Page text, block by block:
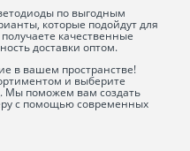
по выгодным
которые подойдут для
качественные
доставки оптом.
в вашем пространстве!
и выберите
Мы поможем вам создать
с помощью современных